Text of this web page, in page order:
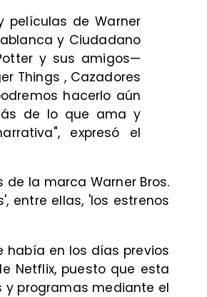
películas de Warner
y Ciudadano
y sus amigos—
Things , Cazadores
hacerlo aún
de lo que ama y
expresó el
la marca Warner Bros.
entre ellas, 'los estrenos
había en los días previos
Netflix, puesto que esta
y programas mediante el